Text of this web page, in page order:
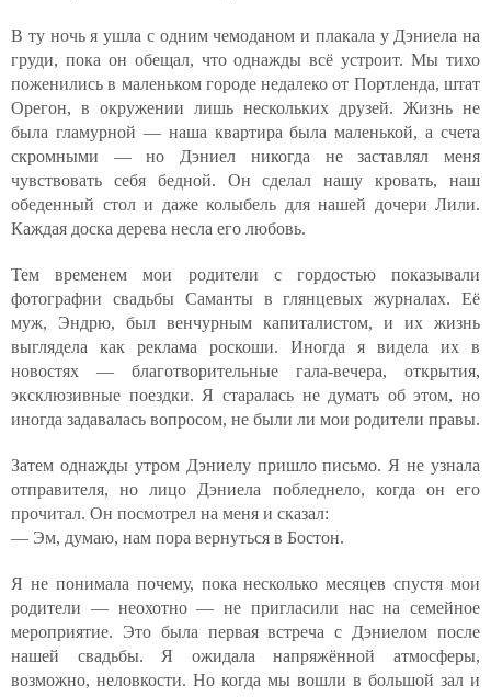
В ту ночь я ушла с одним чемоданом и плакала у Дэниела на
груди, пока он обещал, что однажды всё устроит. Мы тихо
поженились в маленьком городе недалеко от Портленда, штат
Орегон, в окружении лишь нескольких друзей. Жизнь не
была гламурной — наша квартира была маленькой, а счета
скромными — но Дэниел никогда не заставлял меня
чувствовать себя бедной. Он сделал нашу кровать, наш
обеденный стол и даже колыбель для нашей дочери Лили.
Каждая доска дерева несла его любовь.
Тем временем мои родители с гордостью показывали
фотографии свадьбы Саманты в глянцевых журналах. Её
муж, Эндрю, был венчурным капиталистом, и их жизнь
выглядела как реклама роскоши. Иногда я видела их в
новостях — благотворительные гала-вечера, открытия,
эксклюзивные поездки. Я старалась не думать об этом, но
иногда задавалась вопросом, не были ли мои родители правы.
Затем однажды утром Дэниелу пришло письмо. Я не узнала
отправителя, но лицо Дэниела побледнело, когда он его
прочитал. Он посмотрел на меня и сказал:
— Эм, думаю, нам пора вернуться в Бостон.
Я не понимала почему, пока несколько месяцев спустя мои
родители — неохотно — не пригласили нас на семейное
мероприятие. Это была первая встреча с Дэниелом после
нашей свадьбы. Я ожидала напряжённой атмосферы,
возможно, неловкости. Но когда мы вошли в большой зал и